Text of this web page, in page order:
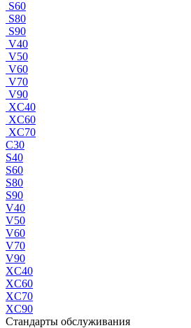
S60
S80
S90
V40
V50
V60
V70
V90
XC40
XC60
XC70
C30
S40
S60
S80
S90
V40
V50
V60
V70
V90
XC40
XC60
XC70
XC90
Стандарты обслуживания